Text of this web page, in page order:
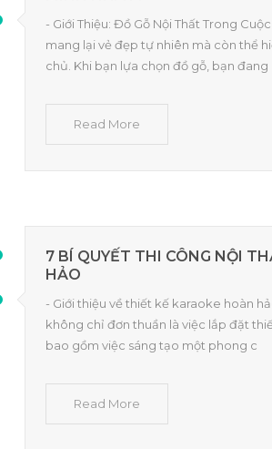
- Giới Thiệu: Đồ Gỗ Nội Thất Trong
mang lại vẻ đẹp tự nhiên mà còn thể
chủ. Khi bạn lựa chọn đồ gỗ, bạn đang
Read More
7 BÍ QUYẾT THI CÔNG NỘI
HẢO
- Giới thiệu về thiết kế karaoke hoàn
không chỉ đơn thuần là việc lắp đặt
bao gồm việc sáng tạo một phong c
Read More